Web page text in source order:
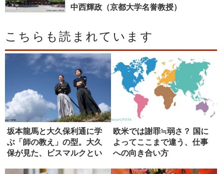
中西輝政（京都大学名誉教授）
こちらも読まれています
坂本龍馬と大久保利通に学
ぶ「師の教え」の型。大久
保が見た、ビスマルクとい
欧米では謝罪≒弱さ？ 国に
よってここまで違う、仕事
への向き合い方